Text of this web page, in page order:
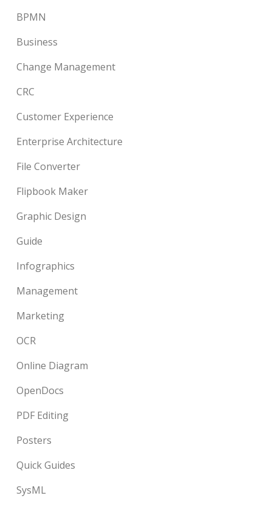
BPMN
Business
Change Management
CRC
Customer Experience
Enterprise Architecture
File Converter
Flipbook Maker
Graphic Design
Guide
Infographics
Management
Marketing
OCR
Online Diagram
OpenDocs
PDF Editing
Posters
Quick Guides
SysML